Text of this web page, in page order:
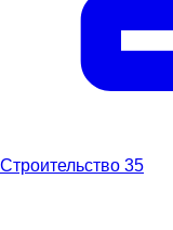
Строительство 35